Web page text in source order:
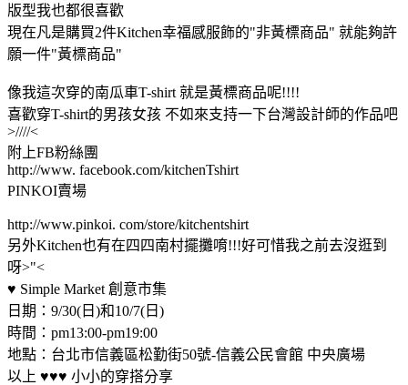
版型我也都很喜歡
現在凡是購買2件Kitchen幸福感服飾的"非黃標商品" 就能夠許
願一件"黃標商品"
像我這次穿的南瓜車T-shirt 就是黃標商品呢!!!!
喜歡穿T-shirt的男孩女孩 不如來支持一下台灣設計師的作品吧
>////<
附上FB粉絲團
http://www. facebook.com/kitchenTshirt
PINKOI賣場
http://www.pinkoi. com/store/kitchentshirt
另外Kitchen也有在四四南村擺攤唷!!!好可惜我之前去沒逛到
呀>"<
♥ Simple Market 創意市集
日期：9/30(日)和10/7(日)
時間：pm13:00-pm19:00
地點：台北市信義區松勤街50號-信義公民會館 中央廣場
以上 ♥♥♥ 小小的穿搭分享